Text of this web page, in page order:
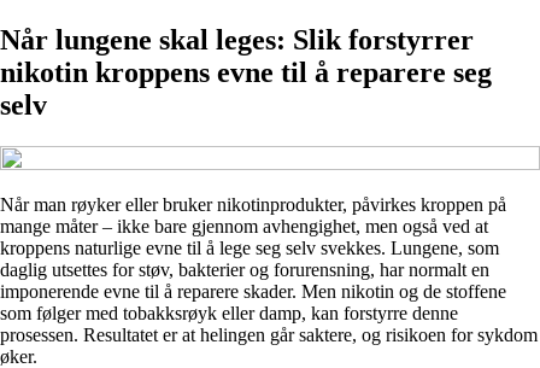
Når lungene skal leges: Slik forstyrrer
nikotin kroppens evne til å reparere seg
selv
Når man røyker eller bruker nikotinprodukter, påvirkes kroppen på
mange måter – ikke bare gjennom avhengighet, men også ved at
kroppens naturlige evne til å lege seg selv svekkes. Lungene, som
daglig utsettes for støv, bakterier og forurensning, har normalt en
imponerende evne til å reparere skader. Men nikotin og de stoffene
som følger med tobakksrøyk eller damp, kan forstyrre denne
prosessen. Resultatet er at helingen går saktere, og risikoen for sykdom
øker.